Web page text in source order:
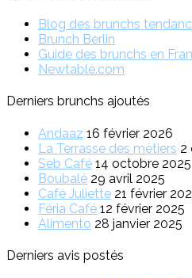
Blog des brunchs
Brunch Berlin
Guide des brunchs en
Newtable.com
Derniers brunchs ajoutés
Andaaz 16 février 2026
La Terrasse des métiers 2
Seb Café 14 octobre 2025
Boubalé 29 avril 2025
Café Juliette 21 février
Féria Café 12 février 2025
Alimento 28 janvier 2025
Derniers avis postés